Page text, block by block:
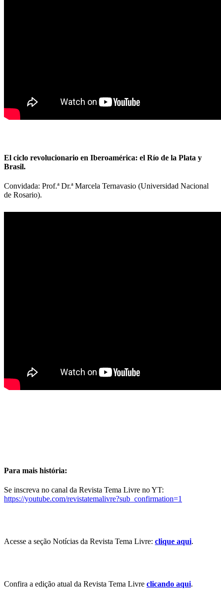
El ciclo revolucionario en Iberoamérica: el Río de la Plata y
Brasil.
Convidada: Prof.ª Dr.ª Marcela Ternavasio (Universidad Nacional
de Rosario).
Para mais história:
Se inscreva no canal da Revista Tema Livre no YT:
https://youtube.com/revistatemalivre?sub_confirmation=1
Acesse a seção Notícias da Revista Tema Livre: clique aqui.
Confira a edição atual da Revista Tema Livre clicando aqui.